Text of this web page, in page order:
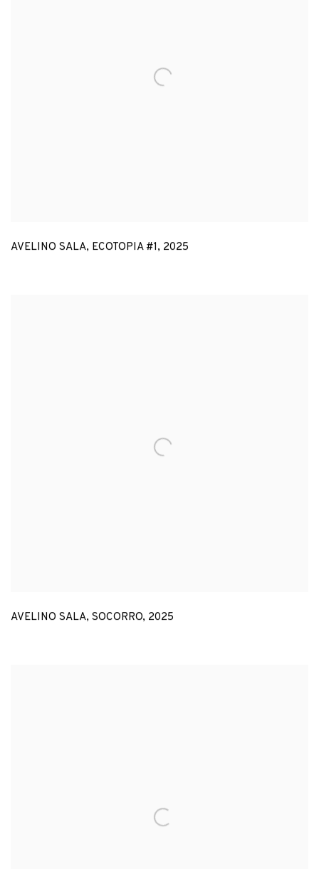
AVELINO SALA, ECOTOPIA #1, 2025
AVELINO SALA, SOCORRO, 2025